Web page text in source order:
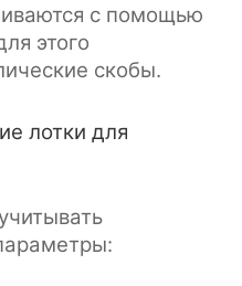
с помощью
этого
скобы.
лотки для